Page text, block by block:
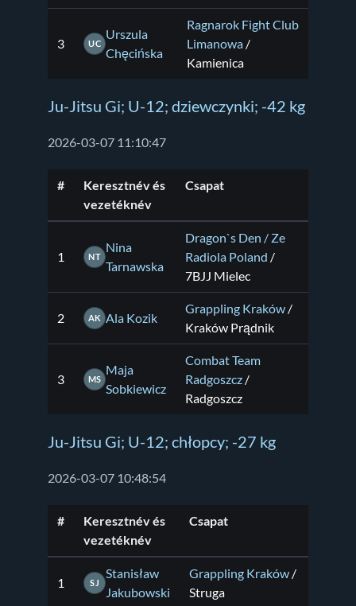
3 UC
Urszula
Chęcińska
Ragnarok Fight Club
Limanowa /
Kamienica
Ju-Jitsu Gi; U-12; dziewczynki; -42 kg
2026-03-07 11:10:47
#
Keresztnév és
vezetéknév
Csapat
1 NT
Nina
Tarnawska
Dragon`s Den / Ze
Radiola Poland /
7BJJ Mielec
2 AK Ala Kozik
Grappling Kraków /
Kraków Prądnik
3 MS
Maja
Sobkiewicz
Combat Team
Radgoszcz /
Radgoszcz
Ju-Jitsu Gi; U-12; chłopcy; -27 kg
2026-03-07 10:48:54
#
Keresztnév és
vezetéknév
Csapat
1 SJ
Stanisław
Jakubowski
Grappling Kraków /
Struga